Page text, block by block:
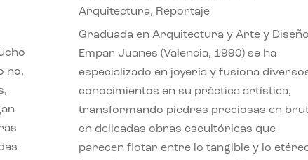
no,
Arquitectura, Reportaje
Graduada en Arquitectura y Arte y
Empar Juanes (Valencia, 1990) se ha
especializado en joyería y fusiona
conocimientos en su práctica artística,
transformando piedras preciosas en
en delicadas obras escultóricas que
parecen flotar entre lo tangible y lo